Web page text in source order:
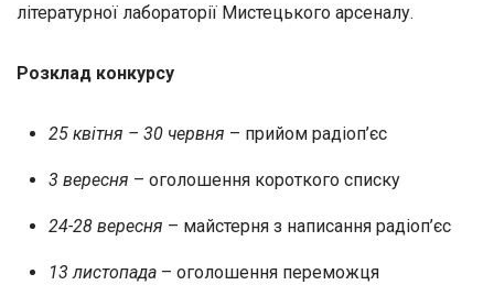
літературної лабораторії Мистецького арсеналу.
Розклад конкурсу
25 квітня – 30 червня – прийом радіоп’єс
3 вересня – оголошення короткого списку
24-28 вересня – майстерня з написання радіоп’єс
13 листопада– оголошення переможця